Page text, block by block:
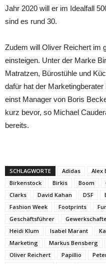
Jahr 2020 will er im Idealfall
sind es rund 30.
Zudem will Oliver Reichert im
einsteigen. Unter der Marke
Matratzen, Bürostühle und
dafür hat der
einst Manager von Boris
kurz bevor, so Michael
bereits.
SCHLAGWORTE Adidas Alex
Birkenstock
Birkis Boom
Clarks
David Kahan DSF
Fashion Week
Footprints
Geschäftsführer
Heidi Klum
Isabel Marant
Marketing
Markus Bensberg
Oliver Reichert
Papillio